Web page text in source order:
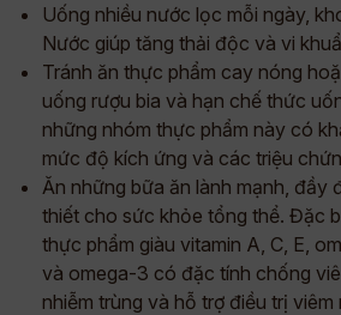
Uống nhiều nước lọc mỗi ngày,
Nước giúp tăng thải độc và vi
Tránh ăn thực phẩm cay nóng
uống rượu bia và hạn chế thức
những nhóm thực phẩm này có
mức độ kích ứng và các triệu
Ăn những bữa ăn lành mạnh, đầy
thiết cho sức khỏe tổng thể. Đặc
thực phẩm giàu vitamin A, C, E,
và omega-3 có đặc tính chống
nhiễm trùng và hỗ trợ điều trị viêm